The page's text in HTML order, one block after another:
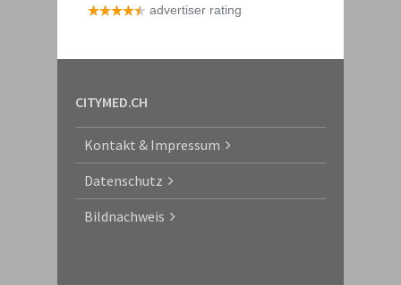
CITYMED.CH
Kontakt & Impressum
Datenschutz
Bildnachweis